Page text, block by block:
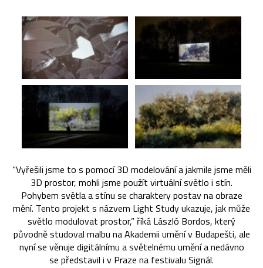
“Vyřešili jsme to s pomocí 3D modelování a jakmile jsme měli
3D prostor, mohli jsme použít virtuální světlo i stín.
Pohybem světla a stínu se charaktery postav na obraze
mění. Tento projekt s názvem Light Study ukazuje, jak může
světlo modulovat prostor,” říká László Bordos, který
původně studoval malbu na Akademii umění v Budapešti, ale
nyní se věnuje digitálnímu a světelnému umění a nedávno
se představil i v Praze na festivalu Signál.